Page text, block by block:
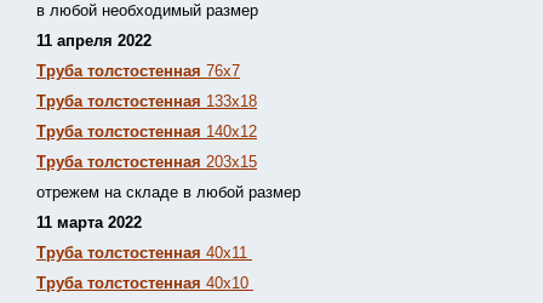
в любой необходимый размер
11 апреля 2022
Труба толстостенная 76х7
Труба толстостенная 133х18
Труба толстостенная 140х12
Труба толстостенная 203х15
отрежем на складе в любой размер
11 марта 2022
Труба толстостенная 40х11
Труба толстостенная 40х10